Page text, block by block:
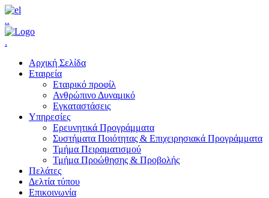
..
.
Αρχική Σελίδα
Εταιρεία
Εταιρικό προφίλ
Ανθρώπινο Δυναμικό
Εγκαταστάσεις
Υπηρεσίες
Ερευνητικά Προγράμματα
Συστήματα Ποιότητας & Επιχειρησιακά Προγράμματα
Τμήμα Πειραματισμού
Τμήμα Προώθησης & Προβολής
Πελάτες
Δελτία τύπου
Επικοινωνία